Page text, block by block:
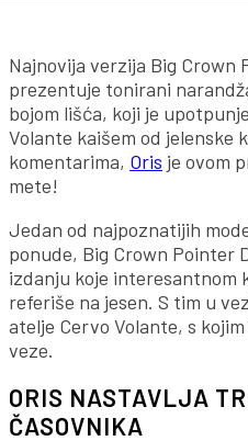
Najnovija verzija Big Crown
prezentuje tonirani
bojom lišća, koji je
Volante kaišem od jelenske
komentarima, Oris je ovom
mete!
Jedan od najpoznatijih
ponude, Big Crown Pointer
izdanju koje interesantnom
referiše na jesen. S tim u
atelje Cervo Volante, s
veze.
ORIS NASTAVLJA
ČASOVNIKA